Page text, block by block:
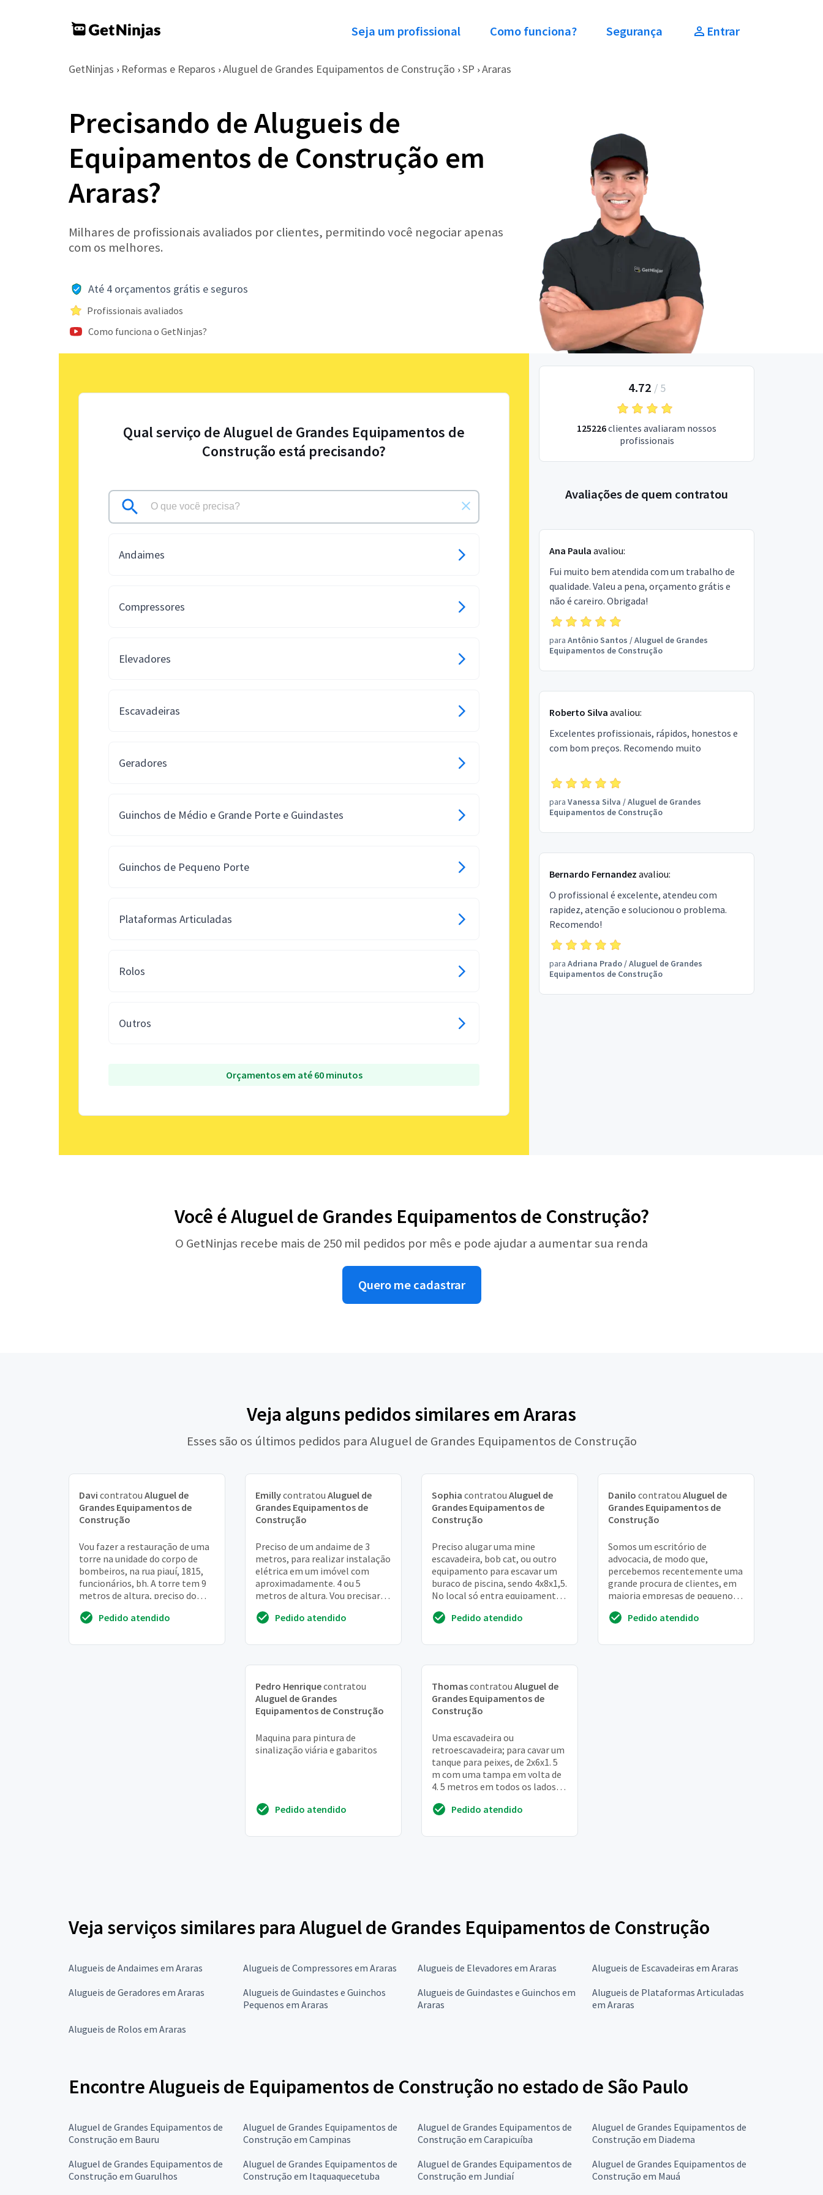
Seja um profissional Como funciona? Segurança Entrar
GetNinjas › Reformas e Reparos › Aluguel de Grandes Equipamentos de Construção › SP › Araras
Precisando de Alugueis de
Equipamentos de Construção em
Araras?
Milhares de profissionais avaliados por clientes, permitindo você negociar apenas
com os melhores.
Até 4 orçamentos grátis e seguros
Profissionais avaliados
Como funciona o GetNinjas?
Qual serviço de Aluguel de Grandes Equipamentos de
Construção está precisando?
Andaimes
Compressores
Elevadores
Escavadeiras
Geradores
Guinchos de Médio e Grande Porte e Guindastes
Guinchos de Pequeno Porte
Plataformas Articuladas
Rolos
Outros
Orçamentos em até 60 minutos
4.72 / 5
125226clientes avaliaram nossos
profissionais
Avaliações de quem contratou
Ana Paula avaliou:
Fui muito bem atendida com um trabalho de
qualidade. Valeu a pena, orçamento grátis e
não é careiro. Obrigada!
para Antônio Santos /Aluguel de Grandes
Equipamentos de Construção
Roberto Silva avaliou:
Excelentes profissionais, rápidos, honestos e
com bom preços. Recomendo muito
para Vanessa Silva /Aluguel de Grandes
Equipamentos de Construção
Bernardo Fernandez avaliou:
O profissional é excelente, atendeu com
rapidez, atenção e solucionou o problema.
Recomendo!
para Adriana Prado/Aluguel de Grandes
Equipamentos de Construção
Você é Aluguel de Grandes Equipamentos de Construção?
O GetNinjas recebe mais de 250 mil pedidos por mês e pode ajudar a aumentar sua renda
Quero me cadastrar
Veja alguns pedidos similares em Araras
Esses são os últimos pedidos para Aluguel de Grandes Equipamentos de Construção
Davi contratou Aluguel de
Grandes Equipamentos de
Construção
Vou fazer a restauração de uma
torre na unidade do corpo de
bombeiros, na rua piauí, 1815,
funcionários, bh. A torre tem 9
metros de altura, preciso do
e ro...Pedido atendido
Emillycontratou Aluguel de
Grandes Equipamentos de
Construção
Preciso de um andaime de 3
metros, para realizar instalação
elétrica em um imóvel com
aproximadamente. 4 ou 5
metros de altura. Vou precisar
dia de serviço
Pedido atendido
Sophia contratou Aluguel de
Grandes Equipamentos de
Construção
Preciso alugar uma mine
escavadeira, bob cat, ou outro
equipamento para escavar um
buraco de piscina, sendo 4x8x1,5.
No local só entra equipamento
Pedido atendido
Danilo contratou Aluguel de
Grandes Equipamentos de
Construção
Somos um escritório de
advocacia, de modo que,
percebemos recentemente uma
grande procura de clientes, em
maioria empresas de pequeno e
problemas, tendo e...
Pedido atendido
Pedro Henriquecontratou
Aluguel de Grandes
Equipamentos de Construção
Maquina para pintura de
sinalização viária e gabaritos
Pedido atendido
Thomascontratou Aluguel de
Grandes Equipamentos de
Construção
Uma escavadeira ou
retroescavadeira; para cavar um
tanque para peixes, de 2x6x1. 5
m com uma tampa em volta de
4. 5 metros em todos os lados,
vou poder faze...
Pedido atendido
Veja serviços similares para Aluguel de Grandes Equipamentos de Construção
Alugueis de Andaimes em Araras Alugueis de Compressores em Araras Alugueis de Elevadores em Araras
Alugueis de Escavadeiras em Araras
Alugueis de Geradores em Araras
Alugueis de Guindastes e Guinchos
Pequenos em Araras
Alugueis de Guindastes e Guinchos em
Araras
Alugueis de Plataformas Articuladas
em Araras
Alugueis de Rolos em Araras
Encontre Alugueis de Equipamentos de Construção no estado de São Paulo
Aluguel de Grandes Equipamentos de
Construção em Bauru
Aluguel de Grandes Equipamentos de
Construção em Campinas
Aluguel de Grandes Equipamentos de
Construção em Carapicuíba
Aluguel de Grandes Equipamentos de
Construção em Diadema
Aluguel de Grandes Equipamentos de
Construção em Guarulhos
Aluguel de Grandes Equipamentos de
Construção em Itaquaquecetuba
Aluguel de Grandes Equipamentos de
Construção em Jundiaí
Aluguel de Grandes Equipamentos de
Construção em Mauá